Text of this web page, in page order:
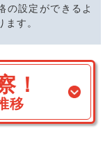
の設定ができるよ
ます。
！
移